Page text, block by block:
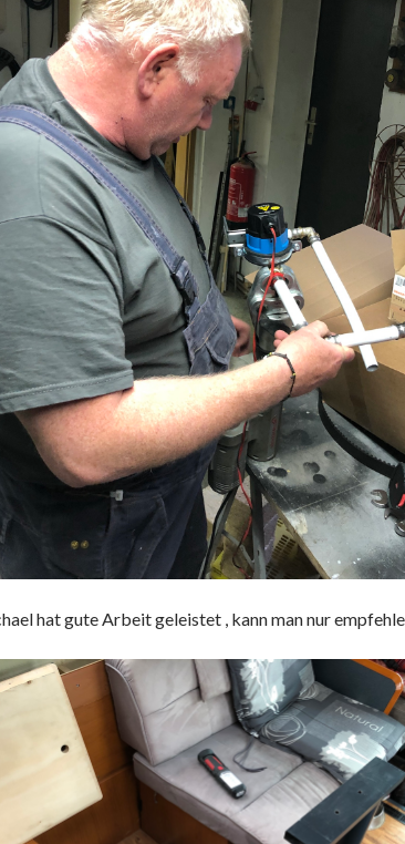
hat gute Arbeit geleistet , kann man nur